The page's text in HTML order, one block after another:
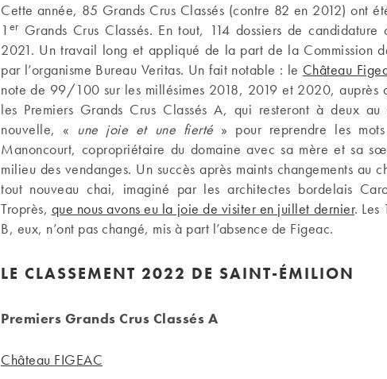
Cette année, 85 Grands Crus Classés (contre 82 en 2012) ont
1 er Grands Crus Classés. En tout, 114 dossiers de
2021. Un travail long et appliqué de la part de la Commission
par l’organisme Bureau Veritas. Un fait notable : le Château
note de 99/100 sur les millésimes 2018, 2019 et 2020, auprès
les Premiers Grands Crus Classés A, qui resteront à deux au
nouvelle, « une joie et une fierté» pour reprendre les
Manoncourt, copropriétaire du domaine avec sa mère et sa
milieu des vendanges. Un succès après maints changements au
tout nouveau chai, imaginé par les architectes bordelais
Troprès, que nous avons eu la joie de visiter en juillet dernier. Les 1
B, eux, n’ont pas changé, mis à part l’absence de Figeac.
LE CLASSEMENT 2022 DE SAINT-ÉMILION
Premiers Grands Crus Classés A
Château FIGEAC